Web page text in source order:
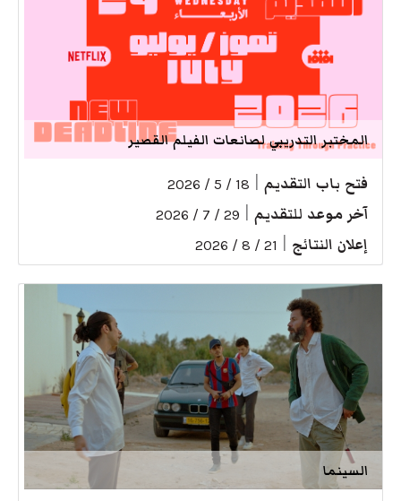
المختبر التدريبي لصانعات الفيلم القصير
فتح باب التقديم 18 / 5 / 2026
آخر موعد للتقديم 29 / 7 / 2026
إعلان النتائج 21 / 8 / 2026
السينما